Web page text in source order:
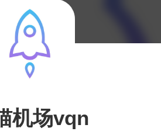
机场vqn